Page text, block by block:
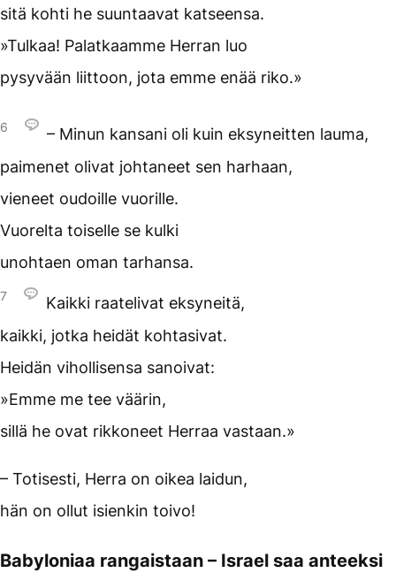
sitä kohti he suuntaavat katseensa.
»Tulkaa! Palatkaamme Herran luo
pysyvään liittoon, jota emme enää riko.»
6
– Minun kansani oli kuin eksyneitten lauma,
paimenet olivat johtaneet sen harhaan,
vieneet oudoille vuorille.
Vuorelta toiselle se kulki
unohtaen oman tarhansa.
7
Kaikki raatelivat eksyneitä,
kaikki, jotka heidät kohtasivat.
Heidän vihollisensa sanoivat:
»Emme me tee väärin,
sillä he ovat rikkoneet Herraa vastaan.»
– Totisesti, Herra on oikea laidun,
hän on ollut isienkin toivo!
Babyloniaa rangaistaan – Israel saa anteeksi